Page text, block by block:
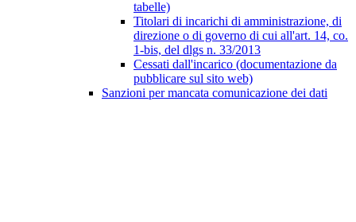
tabelle)
Titolari di incarichi di amministrazione, di
direzione o di governo di cui all'art. 14, co.
1-bis, del dlgs n. 33/2013
Cessati dall'incarico (documentazione da
pubblicare sul sito web)
Sanzioni per mancata comunicazione dei dati